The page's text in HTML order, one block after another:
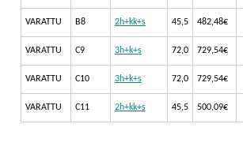
VARATTU B8 2h+kk+s 45,5 482,48€
VARATTU C9 3h+k+s 72,0 729,54€
VARATTU C10 3h+k+s 72,0 729,54€
VARATTU C11 2h+kk+s 45,5 500,09€